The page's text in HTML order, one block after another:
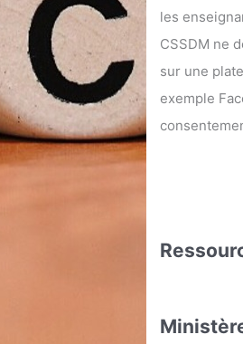
les
CSSDM ne
sur une
exemple